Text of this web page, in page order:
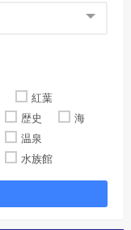
紅葉
歴史
海
温泉
水族館